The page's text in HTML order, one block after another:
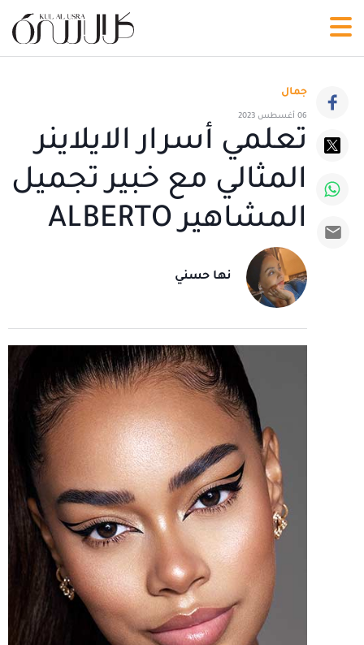
جمال
06 أغسطس 2023
تعلمي أسرار الايلاينر
المثالي مع خبير تجميل
المشاهير ALBERTO
نها حسني